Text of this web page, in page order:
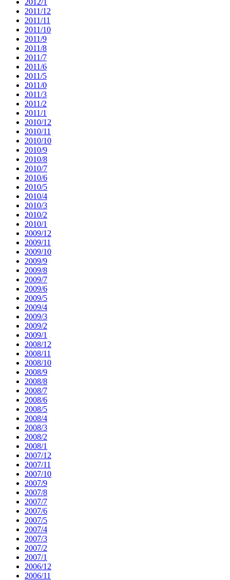
2011/12
2011/11
2011/10
2011/9
2011/8
2011/7
2011/6
2011/5
2011/0
2011/3
2011/2
2011/1
2010/12
2010/11
2010/10
2010/9
2010/8
2010/7
2010/6
2010/5
2010/4
2010/3
2010/2
2010/1
2009/12
2009/11
2009/10
2009/9
2009/8
2009/7
2009/6
2009/5
2009/4
2009/3
2009/2
2009/1
2008/12
2008/11
2008/10
2008/9
2008/8
2008/7
2008/6
2008/5
2008/4
2008/3
2008/2
2008/1
2007/12
2007/11
2007/10
2007/9
2007/8
2007/7
2007/6
2007/5
2007/4
2007/3
2007/2
2007/1
2006/12
2006/11